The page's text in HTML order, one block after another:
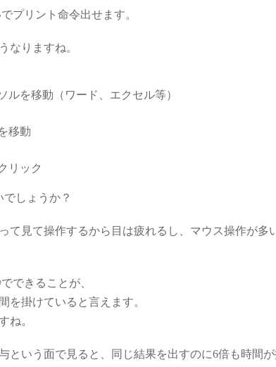
プリント命令出せます。
なりますね。
ルを移動（ワード、エクセル等）
移動
リック
しょうか？
て見て操作するから目は疲れるし、マウス操作が多
できることが、
を掛けていると言えます。
ね。
という面で見ると、同じ結果を出すのに6倍も時間